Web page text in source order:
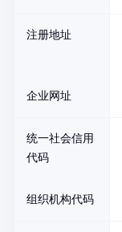
注册地址
企业网址
统一社会信用
代码
组织机构代码